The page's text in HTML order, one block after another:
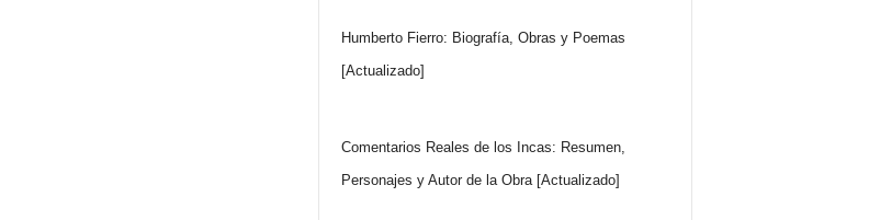
Humberto Fierro: Biografía, Obras y Poemas
[Actualizado]
Comentarios Reales de los Incas: Resumen,
Personajes y Autor de la Obra [Actualizado]